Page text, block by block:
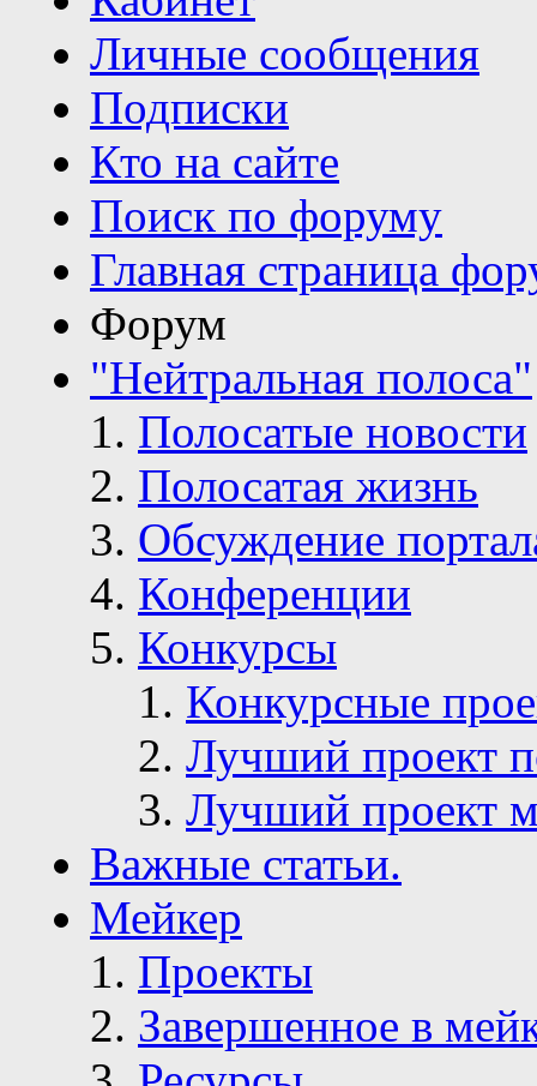
Личные сообщения
Подписки
Кто на сайте
Поиск по форуму
Главная страница
Форум
"Нейтральная полоса"
Полосатые новости
Полосатая жизнь
Обсуждение
Конференции
Конкурсы
Конкурсные
Лучший проект
Лучший проект
Важные статьи.
Мейкер
Проекты
Завершенное в